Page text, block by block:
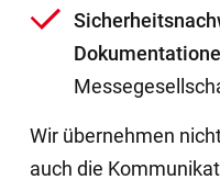
Wir übernehmen
auch die